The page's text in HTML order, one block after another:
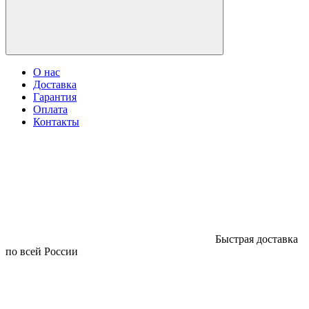
О нас
Доставка
Гарантия
Оплата
Контакты
Быстрая доставка
по всей России